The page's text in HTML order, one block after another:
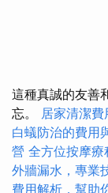
這種真誠的友善
忘。 居家清潔
白蟻防治的費用
營 全方位按摩療
外牆漏水，專業
費用解析，幫助